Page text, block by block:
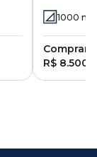
1000 m²
Comprar:
R$